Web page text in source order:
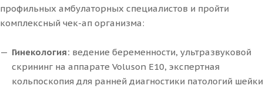
профильных амбулаторных специалистов и пройти
комплексный чек-ап организма:
Гинекология: ведение беременности, ультразвуковой
скрининг на аппарате Voluson E10, экспертная
кольпоскопия для ранней диагностики патологий шейки